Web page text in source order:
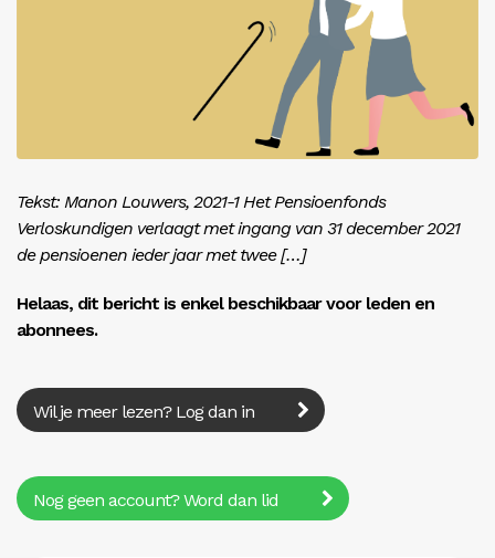
Tekst: Manon Louwers, 2021-1 Het Pensioenfonds
Verloskundigen verlaagt met ingang van 31 december 2021
de pensioenen ieder jaar met twee […]
Helaas, dit bericht is enkel beschikbaar voor leden en
abonnees.
Wil je meer lezen? Log dan in
Nog geen account? Word dan lid